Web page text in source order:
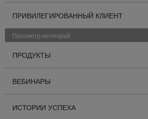
ПРИВИЛЕГИРОВАННЫЙ КЛИЕНТ
Просмотр категорий
ПРОДУКТЫ
ВЕБИНАРЫ
ИСТОРИИ УСПЕХА